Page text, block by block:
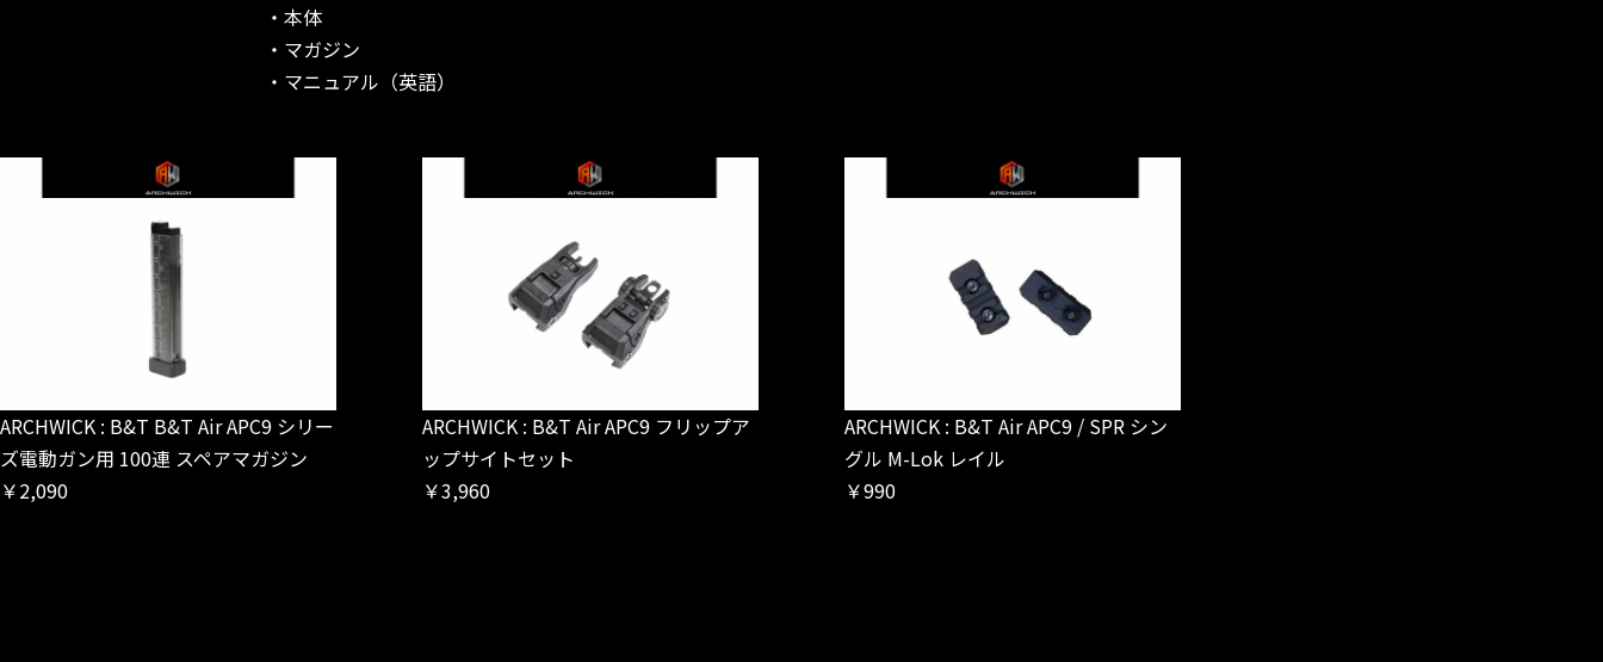
・本体
・マガジン
・マニュアル（英語）
ARCHWICK : B&T B&T Air APC9 シリー
ズ電動ガン用 100連 スペアマガジン
￥2,090
ARCHWICK : B&T Air APC9 フリップア
ップサイトセット
￥3,960
ARCHWICK : B&T Air APC9 / SPR シン
グル M-Lok レイル
￥990